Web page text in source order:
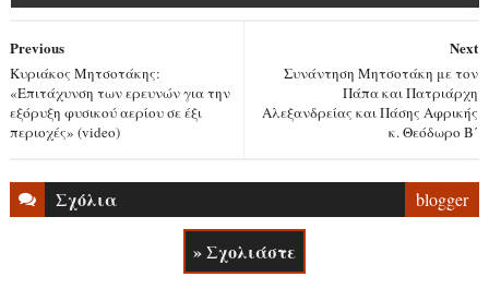
Next
Συνάντηση Μητσοτάκη με τον
Πάπα και Πατριάρχη
Αλεξανδρείας και Πάσης Αφρικής
κ. Θεόδωρο Β΄
Previous
Κυριάκος Μητσοτάκης:
«Επιτάχυνση των ερευνών για την
εξόρυξη φυσικού αερίου σε έξι
περιοχές» (video)
Σχόλια blogger
» Σχολιάστε